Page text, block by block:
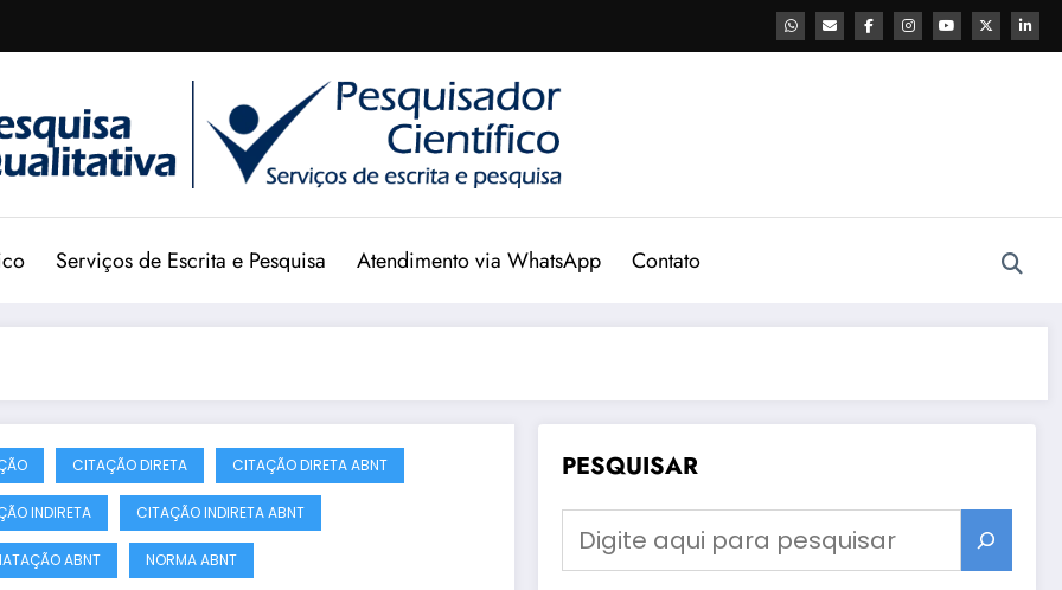
Serviços de Escrita e Pesquisa Atendimento via WhatsApp Contato
CITAÇÃO DIRETA CITAÇÃO DIRETA ABNT
INDIRETA CITAÇÃO INDIRETA ABNT
ABNT NORMA ABNT
PESQUISAR